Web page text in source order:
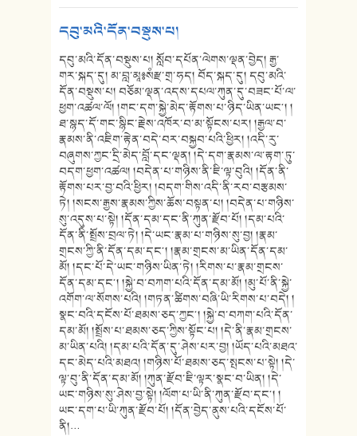
དབུ་མའི་དོན་བསྡུས་པ།
དབུ་མའི་དོན་བསྡུས་པ། སློབ་དཔོན་ལེགས་ལྡན་བྱེད། རྒྱ་
གར་སྐད་དུ། མ་བླ་མཱ༔སཾརྫ་གྲ་ཧད། བོད་སྐད་དུ། དབུ་མའི་
དོན་བསྡུས་པ། བཅོམ་ལྡན་འདས་དཔལ་ཀུན་དུ་བཟང་པོ་ལ་
ཕྱག་འཚལ་ལོ། །གང་དག་སྐྱེ་མེད་རྟོགས་པ་ཉིད་ཡིན་ཡང༌། །
ཐ་སྙད་དོ་གང་སྙིང་རྗེས་འཁོར་བ་མ་སྟོངས་པར། །རྒྱལ་བ་
རྣམས་ནི་འཇིག་རྟེན་བདེ་བར་བསྐྱབ་པའི་ཕྱིར། །འདི་རུ་
བཞུགས་ཀྱང་དྲི་མེད་བློ་དང་ལྡན། །དེ་དག་རྣམས་ལ་རྟག་ཏུ་
བདག་ཕྱག་འཚལ། །བདེན་པ་གཉིས་ནི་ཇི་ལྟ་བུའི། །དོན་ནི་
རྟོགས་པར་བྱ་བའི་ཕྱིར། །བདག་གིས་འདི་ནི་རབ་བརྩམས་
ཏེ། །སངས་རྒྱས་རྣམས་ཀྱིས་ཆོས་བསྟན་པ། །བདེན་པ་གཉིས་
སུ་འདུས་པ་སྟེ། །དོན་དམ་དང་ནི་ཀུན་རྫོབ་པོ། །དམ་པའི་
དོན་ནི་སྤྲོས་བྲལ་ཏེ། །དེ་ཡང་རྣམ་པ་གཉིས་སུ་བྱ། །རྣམ་
གྲངས་ཀྱི་ནི་དོན་དམ་དང༌། །རྣམ་གྲངས་མ་ཡིན་དོན་དམ་
མོ། །དང་པོ་དེ་ཡང་གཉིས་ཡིན་ཏེ། །རིགས་པ་རྣམ་གྲངས་
དོན་དམ་དང༌། །སྐྱེ་བ་བཀག་པའི་དོན་དམ་མོ། །མུ་པོ་ནི་སྐྱེ་
འགོག་ལ་སོགས་པའི། །གཏན་ཚིགས་བཞི་ཡི་རིགས་པ་བདེ། །
སྣང་བའི་དངོས་པོ་ཐམས་ཅད་ཀྱང༌། །སྐྱེ་བ་བཀག་པའི་དོན་
དམ་མོ། །སྤྲོས་པ་ཐམས་ཅད་ཀྱིས་སྟོང་པ། །དེ་ནི་རྣམ་གྲངས་
མ་ཡིན་པའི། །དམ་པའི་དོན་དུ་ཤེས་པར་བྱ། །ཡོད་པའི་མཐའ་
དང་མེད་པའི་མཐའ། །གཉིས་པོ་ཐམས་ཅད་སྤངས་པ་སྟེ། །དེ་
ལྟ་བུ་ནི་དོན་དམ་མོ། །ཀུན་རྫོབ་ཇི་ལྟར་སྣང་བ་ཡིན། །དེ་
ཡང་གཉིས་སུ་ཤེས་བྱ་སྟེ། །ལོག་པ་ཡི་ནི་ཀུན་རྫོབ་དང༌། །
ཡང་དག་པ་ཡི་ཀུན་རྫོབ་པོ། །དོན་བྱེད་ནུས་པའི་དངོས་པོ་
ནི།…